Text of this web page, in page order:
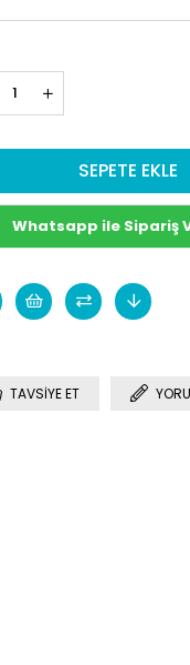
Whatsapp ile Sipariş
TAVSIYE ET